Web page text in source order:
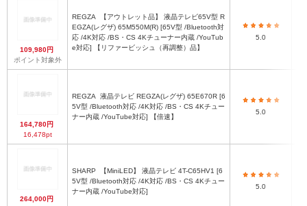
109,980円
ポイント対象外
REGZA
EGZA(レグザ) 65M550M(R) [65V型 /Bluetooth対
応 /4K対応 /BS・CS 4Kチューナー内蔵 /YouTub
e対応] 【リファービッシュ（再調整）品】
5.0
164,780円
16,478pt
REGZA
5V型 /Bluetooth対応 /4K対応 /BS・CS 4Kチュー
ナー内蔵 /YouTube対応] 【倍速】
5.0
264,000円
SHARP
5V型 /Bluetooth対応 /4K対応 /BS・CS 4Kチュー
ナー内蔵 /YouTube対応]
5.0